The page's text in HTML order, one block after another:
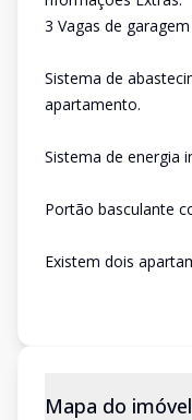
3 Vagas de
Sistema de
apartamento.
Sistema de energia
Portão basculante
Existem dois
Mapa do imóvel